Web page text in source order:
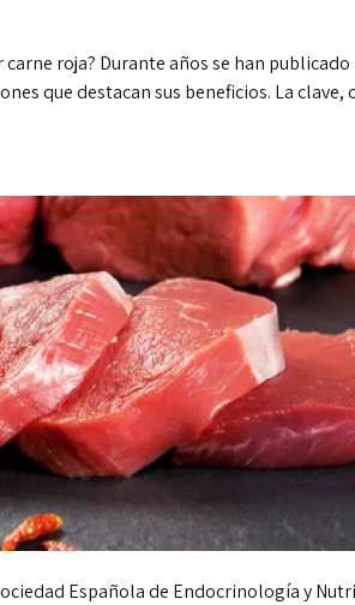
roja? Durante años se han
que destacan sus beneficios. La
Española de Endocrinología y